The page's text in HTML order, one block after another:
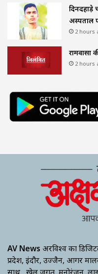
दिनदहाड़े
अस्पताल
2 hours
रामवासा
2 hours
AV News अक्षरविश्व का
प्रदेश, इंदौर, उज्जैन, आगर